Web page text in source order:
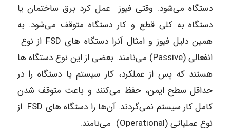
دستگاه می‌شود. وقتی فیوز عمل کرد برق ساختمان یا
دستگاه به کلی قطع و کار دستگاه متوقف می‌شود. به
همین دلیل فیوز و امثال آنرا دستگاه های FSD از نوع
انفعالی (Passive) می‌نامند. بعضی از این نوع دستگاه ها
هستند که پس از عملکرد، کار سیستم یا دستگاه را در
حداقل سطح ایمن، حفظ می‌کنند و باعث متوقف شدن
کامل کار سیستم نمی‌گردند. آن‌ها را دستگاه های FSD از
نوع عملیاتی (Operational) می‌نامند.